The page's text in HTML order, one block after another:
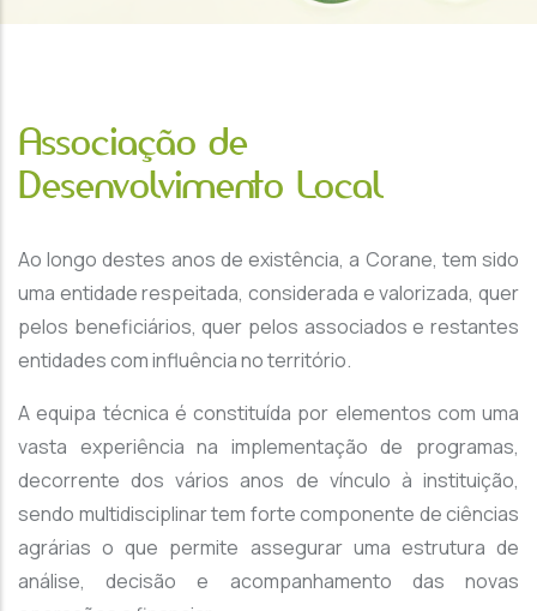
Associação de
Desenvolvimento Local
Ao longo destes anos de existência, a Corane, tem sido
uma entidade respeitada, considerada e valorizada, quer
pelos beneficiários, quer pelos associados e restantes
entidades com influência no território.
A equipa técnica é constituída por elementos com uma
vasta experiência na implementação de programas,
decorrente dos vários anos de vínculo à instituição,
sendo multidisciplinar tem forte componente de ciências
agrárias o que permite assegurar uma estrutura de
análise, decisão e acompanhamento das novas